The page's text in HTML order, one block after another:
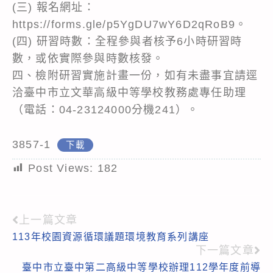
(三) 報名網址：
https://forms.gle/p5YgDU7wY6D2qRoB9。
(四) 研習時數：全程參與者核予6小時研習時
數，或依實際參與時數核發。
四、檢附研習實施計畫一份，如有未盡事宜請逕
洽臺中市立文華高級中等學校教務處專任助理
（電話：04-23124000分機241）。
3857-1 下載
Post Views: 182
Read
more
articles
上一篇文章
113年校園資源循環議題環境教育系列講座
下一篇文章
臺中市立臺中第二高級中等學校辦理112學年度前導